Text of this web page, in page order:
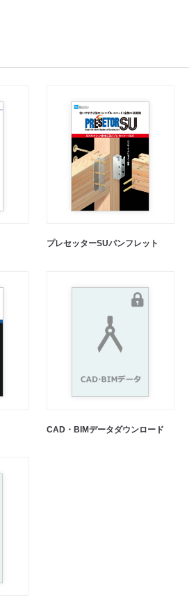
プレセッターSUパンフレット
CAD・BIMデータダウンロード